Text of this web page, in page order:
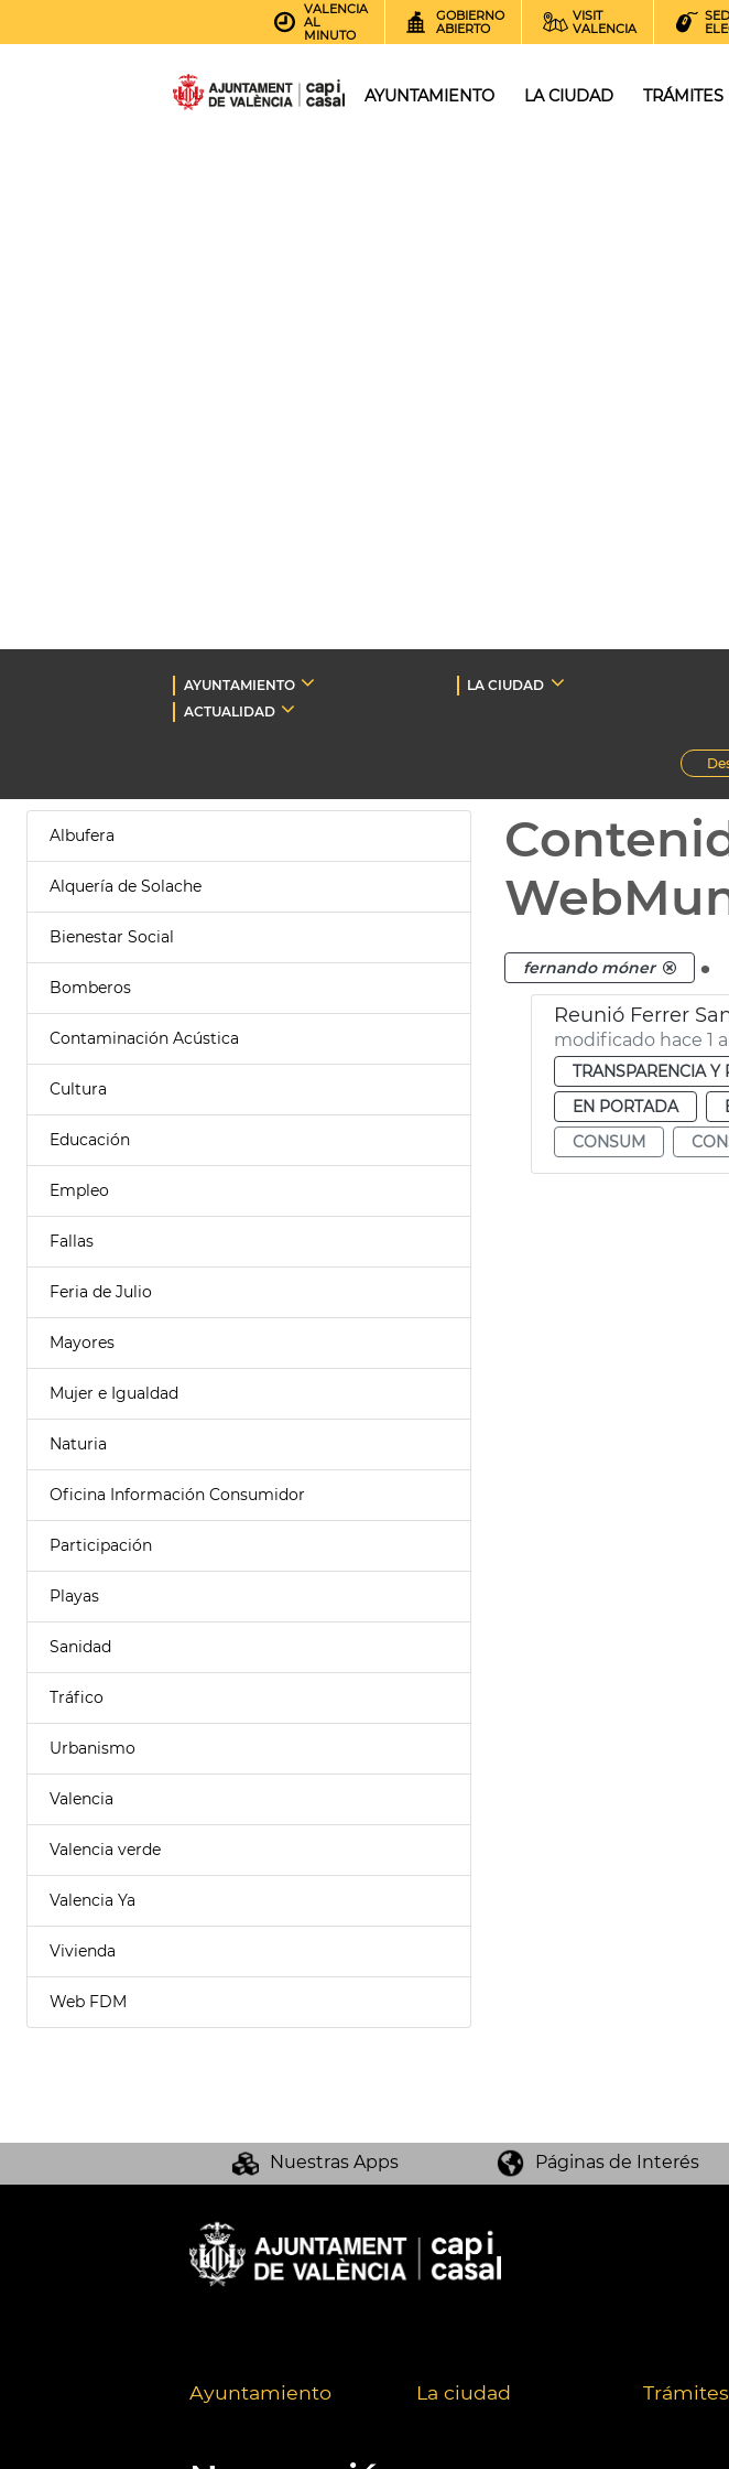
VALENCIA
AL
MINUTO
GOBIERNO
ABIERTO
VISIT
VALENCIA
AYUNTAMIENTO LA CIUDAD TRÁMITES
AYUNTAMIENTO LA CIUDAD
ACTUALIDAD
Albufera
Alquería de Solache
Bienestar Social
Bomberos
Contaminación Acústica
Cultura
Educación
Empleo
Fallas
Feria de Julio
Mayores
Mujer e Igualdad
Naturia
Oficina Información Consumidor
Participación
Playas
Sanidad
Tráfico
Urbanismo
Valencia
Valencia verde
Valencia Ya
Vivienda
Web FDM
fernando móner .
Reunió Ferrer
modificado hace 1
TRANSPARENCIA Y
EN PORTADA
CONSUM
Nuestras Apps Páginas de Interés
Ayuntamiento La ciudad Trámites